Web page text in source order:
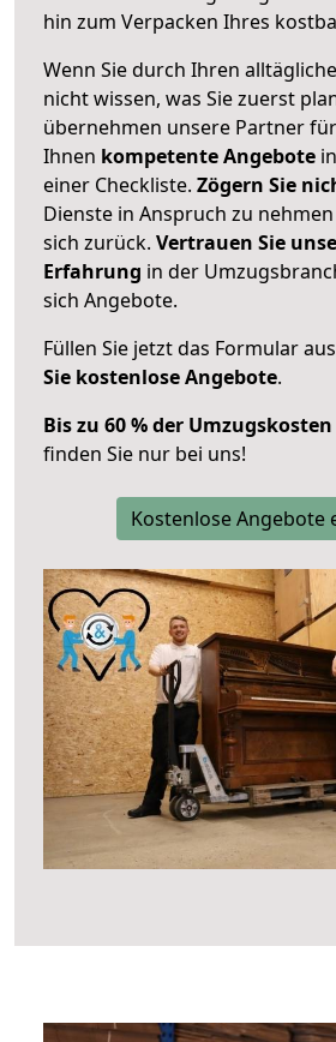
hin zum Verpacken Ihres
Wenn Sie durch Ihren
nicht wissen, was Sie zuerst
übernehmen unsere Partner
Ihnen kompetente Angebote
einer Checkliste. Zögern Sie
Dienste in Anspruch zu
sich zurück. Vertrauen Sie
Erfahrung in der
sich Angebote.
Füllen Sie jetzt das Formular
Sie kostenlose Angebote.
Bis zu 60 % der
finden Sie nur bei uns!
Kostenlose Angebote